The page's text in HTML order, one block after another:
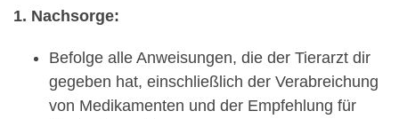
1. Nachsorge:
Befolge alle Anweisungen, die der Tierarzt dir
gegeben hat, einschließlich der Verabreichung
von Medikamenten und der Empfehlung für